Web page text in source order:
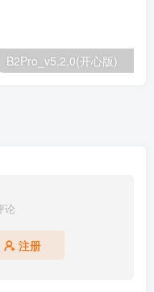
B2Pro_v5.2.0(开心版)
论
注册